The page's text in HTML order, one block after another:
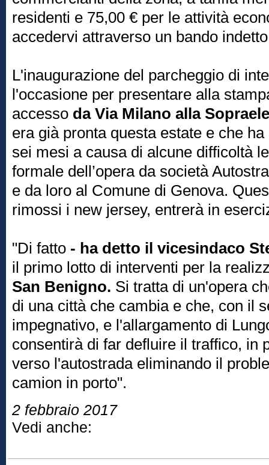
residenti e 75,00 € per le attività
accedervi attraverso un bando
L'inaugurazione del parcheggio di
l'occasione per presentare alla
accesso da Via Milano alla
era già pronta questa estate e che
sei mesi a causa di alcune difficoltà
formale dell’opera da società
e da loro al Comune di Genova.
rimossi i new jersey, entrerà in
"Di fatto - ha detto il vicesindaco
il primo lotto di interventi per la
San Benigno. Si tratta di un'opera
di una città che cambia e che, con il
impegnativo, e l'allargamento di
consentirà di far defluire il traffico, in
verso l'autostrada eliminando il
camion in porto".
2 febbraio 2017
Vedi anche: